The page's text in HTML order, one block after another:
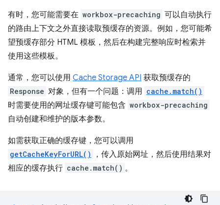
有时，您可能需要在 workbox-precaching 可以自动执行
的路由上下文之外直接读取预缓存的资源。例如，您可能希
望预缓存部分 HTML 模板，然后在构建完整响应时检索并
使用这些模板。
通常，您可以使用 Cache Storage API 获取预缓存的
Response 对象，但有一个问题：调用 cache.match()
时需要使用的网址缓存键可能包含 workbox-precaching
自动创建和维护的版本参数。
如需获取正确的缓存键，您可以调用
getCacheKeyForURL()
，传入原始网址，然后使用结果对
相应的缓存执行 cache.match() 。